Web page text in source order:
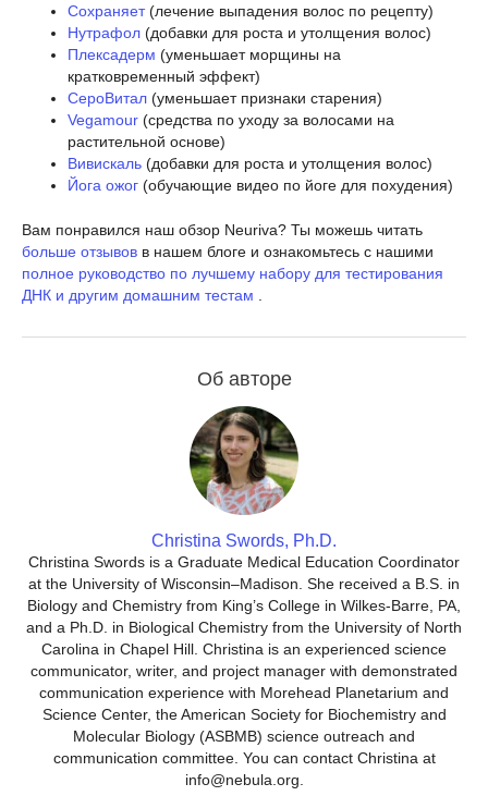
Сохраняет(лечение выпадения волос по рецепту)
Нутрафол (добавки для роста и утолщения волос)
Плексадерм (уменьшает морщины на
кратковременный эффект)
СероВитал (уменьшает признаки старения)
Vegamour (средства по уходу за волосами на
растительной основе)
Вивискаль (добавки для роста и утолщения волос)
Йога ожог (обучающие видео по йоге для похудения)
Вам понравился наш обзор Neuriva? Ты можешь читать
больше отзывов в нашем блоге и ознакомьтесь с нашими
полное руководство по лучшему набору для тестирования
ДНК и другим домашним тестам
Об авторе
Christina Swords, Ph.D.
Christina Swords is a Graduate Medical Education Coordinator
at the University of Wisconsin–Madison. She received a B.S. in
Biology and Chemistry from King’s College in Wilkes-Barre, PA,
and a Ph.D. in Biological Chemistry from the University of North
Carolina in Chapel Hill. Christina is an experienced science
communicator, writer, and project manager with demonstrated
communication experience with Morehead Planetarium and
Science Center, the American Society for Biochemistry and
Molecular Biology (ASBMB) science outreach and
communication committee. You can contact Christina at
info@nebula.org.